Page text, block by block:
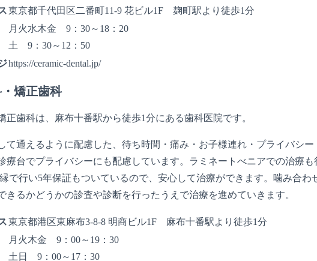
東京都千代田区二番町11-9 花ビル1F 麹町駅より徒歩1分
月火水木金 9：30～18：20
土 9：30～12：50
https://ceramic-dental.jp/
矯正歯科
正歯科は、麻布十番駅から徒歩1分にある歯科医院です。
て通えるように配慮した、待ち時間・痛み・お子様連れ・プライバシ
療台でプライバシーにも配慮しています。ラミネートべニアでの治療も
で行い5年保証もついているので、安心して治療ができます。噛み合
きるかどうかの診査や診断を行ったうえで治療を進めていきます。
東京都港区東麻布3-8-8 明商ビル1F 麻布十番駅より徒歩1分
月火木金 9：00～19：30
土日 9：00～17：30